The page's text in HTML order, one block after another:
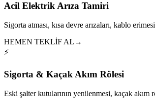
Acil Elektrik Arıza Tamiri
Sigorta atması, kısa devre arızaları, kablo
HEMEN TEKLİF AL →
⚡
Sigorta & Kaçak Akım Rölesi
Eski şalter kutularının yenilenmesi, kaçak